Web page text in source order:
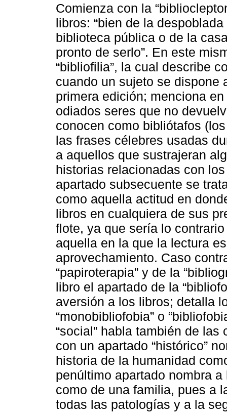
Comienza con la
libros: “bien de la
biblioteca pública o de la
pronto de serlo”. En este
“bibliofilia”, la cual describe
cuando un sujeto se dispone
primera edición; menciona
odiados seres que no
conocen como bibliótafos
las frases célebres usadas
a aquellos que sustrajeran
historias relacionadas con
apartado subsecuente se
como aquella actitud en
libros en cualquiera de sus
flote, ya que sería lo
aquella en la que la lectura
aprovechamiento. Caso
“papiroterapia” y de la
libro el apartado de la
aversión a los libros; detalla
“monobibliofobia” o
“social” habla también de
con un apartado “histórico”
historia de la humanidad
penúltimo apartado nombra a
como de una familia, pues a
todas las patologías y a la